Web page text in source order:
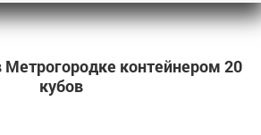
контейнером 20
кубов